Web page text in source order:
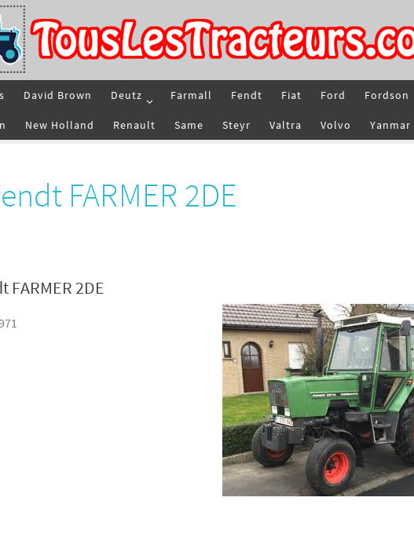
David Brown Deutz Farmall Fendt Fiat Ford Fordson
New Holland Renault Same Steyr Valtra Volvo Yanmar
FARMER 2DE
2DE